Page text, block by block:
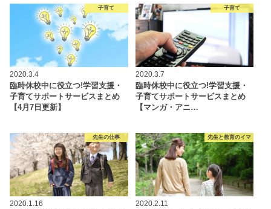
子育て
2020.3.4
臨時休校中に役立つ!学習支援・
子育てサポートサービスまとめ
【4月7日更新】
子育て
2020.3.7
臨時休校中に役立つ!学習支援・
子育てサポートサービスまとめ
【マンガ・アニ…
先生の仕事
2020.1.16
先生と教育のイマ
2020.2.11